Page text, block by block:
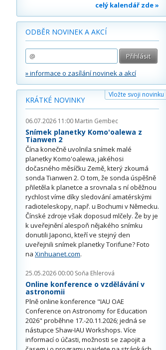
celý kalendář zde »
ODBĚR NOVINEK A AKCÍ
» informace o zasílání novinek a akcí
Vložte svoji novinku
KRÁTKÉ NOVINKY
06.07.2026 11:00 Martin Gembec
Snímek planetky Komo'oalewa z
Tianwen 2
Čína konečně uvolnila snímek malé
planetky Komo'oalewa, jakéhosi
dočasného měsíčku Země, který zkoumá
sonda Tianwen 2. O tom, že sonda úspěšně
přiletěla k planetce a srovnala s ní oběžnou
rychlost víme díky sledování amatérskými
radioteleskopy, např. u Bochumi v Německu.
Čínské zdroje však doposud mlčely. Že by je
k uveřejnění alespoň nějakého snímku
donutili Japonci, kteří ve stejný den
uveřejnili snímek planetky Torifune? Foto
na Xinhuanet.com.
25.05.2026 00:00 Soňa Ehlerová
Online konference o vzdělávání v
astronomii
Plně online konference "IAU OAE
Conference on Astronomy for Education
2026" proběhne 17.-20.11.2026; jedná se
nástupce Shaw-IAU Workshops. Více
informací o účasti, možnosti se zapojit a